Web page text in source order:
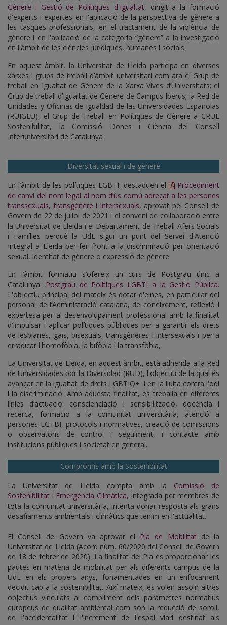
Gènere i Gestió de Polítiques d'Igualtat, dirigit a la formació
d'experts i expertes en l'aplicació de la perspectiva de gènere a
les tasques professionals, en el tractament de la violència de
gènere i en l'aplicació de la categoria “gènere” a la investigació
en l'àmbit de les ciències jurídiques, humanes i socials.
En aquest àmbit, la Universitat de Lleida participa en diverses
xarxes i grups de treball d’àmbit universitari com ara el Grup de
treball en Igualtat de Gènere de la Xarxa Vives d’Universitats; el
Grup de treball d’Igualtat de Gènere de Campus Iberus; la Red de
Unidades y Oficinas de Igualdad de las Universidades Españolas
(RUIGEU), el Grup de Treball en Polítiques de Gènere a CRUE
Sostenibilitat, la Comissió Dones i Ciència del Consell
Interuniversitari de Catalunya
Diversitat sexual i de gènere
En l’àmbit de les polítiques LGBTI, destaquen el
Procediment
de canvi del nom legal al nom d’ús comú adreçat a les persones
transsexuals, transgènere i intersexuals, aprovat pel Consell de
Govern de 22 de juliol de 2021 i el conveni de col·laboració entre
la Universitat de Lleida i el Departament de Treball Afers Socials
i Famílies perquè la UdL sigui un punt del Servei d'Atenció
Integral a Lleida per fer front a la discriminació per orientació
sexual, identitat de gènere o expressió de gènere.
En l’àmbit formatiu s’ofereix un curs de Postgrau únic a
Catalunya: Postgrau de Polítiques LGBTI a la Gestió Pública.
L'objectiu principal del mateix és dotar d'eines, en particular del
personal de l’Administració catalana, de coneixement, reflexió i
expertesa per al desenvolupament professional amb la finalitat
d'impulsar i aplicar polítiques públiques per a garantir els drets
de lesbianes, gais, bisexuals, transgèneres i intersexuals i per a
erradicar l'homofòbia, la bifòbia i la transfòbia,
La Universitat de Lleida, en aquest àmbit, està adherida a la Red
de Universidades por la Diversidad (RUD), l'objectiu de la qual és
avançar en la igualtat de drets LGBTIQ+ i en la lluita contra l'odi
i la discriminació. Amb aquesta finalitat, es treballa en diferents
línies d’actuació: conscienciació i sensibilització, docència i
recerca, formació a la comunitat universitària, atenció a
persones LGTBI, protocols i normatives, creació de comissions
o observatoris de control i seguiment, i contacte amb
institucions públiques i societat en general.
Compromís amb la Sostenibilitat
La Universitat de Lleida compta amb la Comissió de
Sostenibilitat i Emergència Climàtica, integrada per membres de
tota la comunitat universitària, intenta donar resposta als grans
desafiaments ambientals i climàtics que tenim en l'actualitat.
El Consell de Govern va aprovar el Pla de Mobilitat de la
Universitat de Lleida (Acord núm. 60/2020 del Consell de Govern
de 18 de febrer de 2020). La finalitat del Pla és proporcionar les
pautes en matèria de mobilitat per als diferents campus de la
UdL en els propers anys, fonamentades en un enfocament
decidit cap a la sostenibilitat. Així mateix, es volen assolir altres
objectius vinculats al compliment dels paràmetres normatius
europeus de qualitat ambiental com són la reducció de soroll,
de l'accidentalitat i l'increment de l'espai viari destinat als